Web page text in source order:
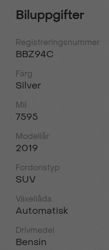
Biluppgifter
Registreringsnummer
BBZ94C
Färg
Silver
Mil
7595
Modellår
2019
Fordonstyp
SUV
Växellåda
Automatisk
Drivmedel
Bensin